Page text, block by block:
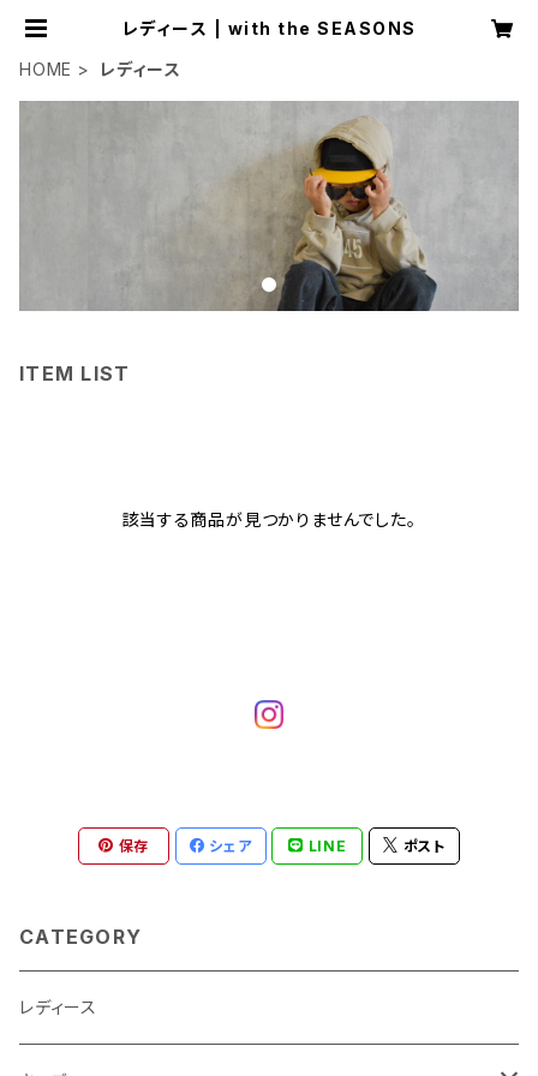
レディース | with the SEASONS
HOME
レディース
ITEM LIST
該当する商品が見つかりませんでした。
保存 シェア LINE ポスト
CATEGORY
レディース